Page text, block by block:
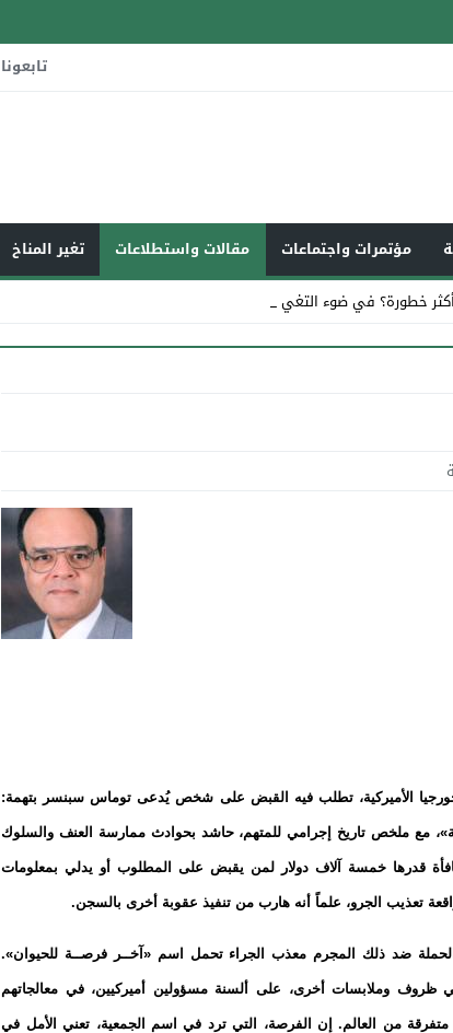
تابعونا
مؤتمرات واجتماعات مقالات واستطلاعات تغير المناخ
خطورة؟ في ضوء التغير المنا_
الأميركية، تطلب فيه القبض على شخص يُدعى توماس سبنسر بتهمة:
مع ملخص تاريخ إجرامي للمتهم، حاشد بحوادث ممارسة العنف والسلوك
قدرها خمسة آلاف دولار لمن يقبض على المطلوب أو يدلي بمعلومات
تعذيب الجرو، علماً أنه هارب من تنفيذ عقوبة أخرى بالسجن.
الحملة ضد ذلك المجرم معذب الجراء تحمل اسم «آخــر فرصــة للحيوان».
ظروف وملابسات أخرى، على ألسنة مسؤولين أميركيين، في معالجاتهم
من العالم. إن الفرصة، التي ترد في اسم الجمعية، تعني الأمل في